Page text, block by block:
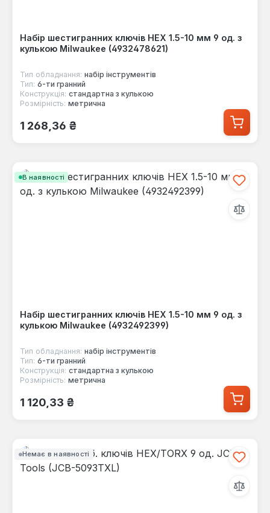
Набір шестигранних ключів HEX 1.5-10 мм 9 од. з
кулькою Milwaukee (4932478621)
Тип обладнання: набір інструментів
Тип: 6-ти гранний
Конструкція: стандартна з кулькою
Розмірність: метрична
Звичайна ціна:
1 268,36 ₴
В наявності
Набір шестигранних ключів HEX 1.5-10 мм 9 од. з
кулькою Milwaukee (4932492399)
Тип обладнання: набір інструментів
Тип: 6-ти гранний
Конструкція: стандартна з кулькою
Розмірність: метрична
Звичайна ціна:
1 120,33 ₴
Немає в наявності